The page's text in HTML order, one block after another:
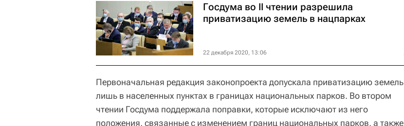
Госдума во II чтении разрешила
приватизацию земель в нацпарках
22 декабря 2020, 13:06
Первоначальная редакция законопроекта допускала приватизацию земель
лишь в населенных пунктах в границах национальных парков. Во втором
чтении Госдума поддержала поправки, которые исключают из него
положения, связанные с изменением границ национальных парков, а также